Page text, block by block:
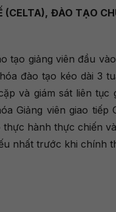
ĐÀO TẠO
tạo giảng viên đầu
đào tạo kéo dài 3
và giám sát liên
Giảng viên giao
thực hành thực chiến
nhất trước khi chính